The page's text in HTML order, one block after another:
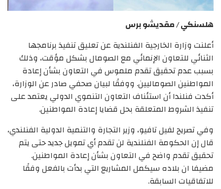
هلسنكي / مقديشو برس
أعلنت وزارة الخارجية الفنلندية عن تعليق تنفيذ برنامجها
الثنائي للتعاون الإنمائي مع الصومال بشكل مؤقت، وذلك
بسبب عدم تحقيق تقدم ملموس في التعاون بشأن إعادة
المواطنين الصوماليين. ووفقًا لبيان صحفي صادر عن الوزارة،
أكدت فنلندا أن استئناف التعاون التنموي الدولي يعتمد على
تنفيذ الشروط المتعلقة بحل قضايا إعادة المواطنين.
وفي تصريح لفيل تافيو، وزير التجارة والتنمية الدولية الفنلندي،
قال إن الحكومة الفنلندية لن تقدم أي تمويل جديد حتى يتم
تحقيق تقدم واضح في التعاون بشأن إعادة المواطنين.
مضيفا ان بلاده سيكمل المشاريع التي بدأت بالفعل وفقًا
للاتفاقيات السابقة.